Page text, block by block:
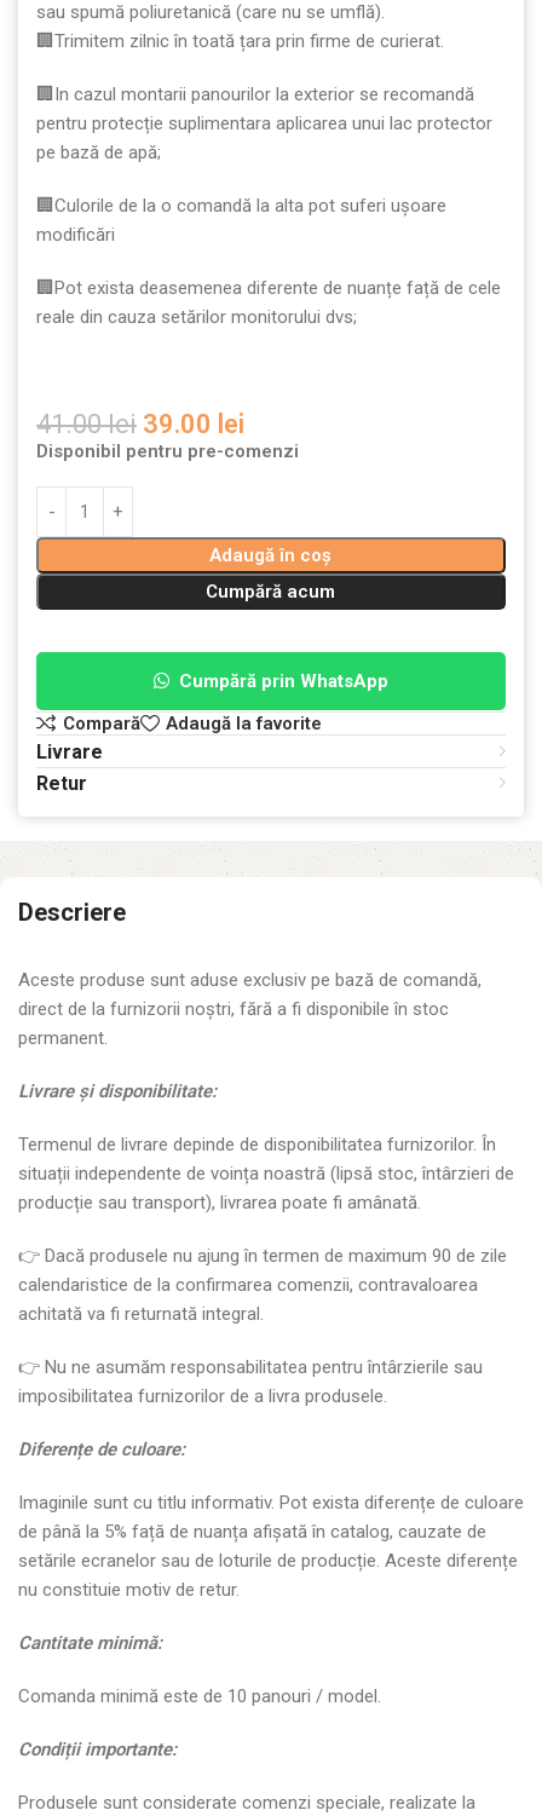
sau spumă poliuretanică (care nu se umflă).
🏢Trimitem zilnic în toată țara prin firme de curierat.
🏢In cazul montarii panourilor la exterior se recomandă
pentru protecție suplimentara aplicarea unui lac protector
pe bază de apă;
🏢Culorile de la o comandă la alta pot suferi ușoare
modificări
🏢Pot exista deasemenea diferente de nuanțe față de cele
reale din cauza setărilor monitorului dvs;
41.00lei 39.00 lei
Disponibil pentru pre-comenzi
Adaugă în coș
Cumpără acum
Cumpără prin WhatsApp
Compară
Adaugă la favorite
Livrare
Retur
Descriere
Aceste produse sunt aduse exclusiv pe bază de comandă,
direct de la furnizorii noștri, fără a fi disponibile în stoc
permanent.
Livrare și disponibilitate:
Termenul de livrare depinde de disponibilitatea furnizorilor. În
situații independente de voința noastră (lipsă stoc, întârzieri de
producție sau transport), livrarea poate fi amânată.
👉 Dacă produsele nu ajung în termen de maximum 90 de zile
calendaristice de la confirmarea comenzii, contravaloarea
achitată va fi returnată integral.
👉 Nu ne asumăm responsabilitatea pentru întârzierile sau
imposibilitatea furnizorilor de a livra produsele.
Diferențe de culoare:
Imaginile sunt cu titlu informativ. Pot exista diferențe de culoare
de până la 5% față de nuanța afișată în catalog, cauzate de
setările ecranelor sau de loturile de producție. Aceste diferențe
nu constituie motiv de retur.
Cantitate minimă:
Comanda minimă este de 10 panouri / model.
Condiții importante:
Produsele sunt considerate comenzi speciale, realizate la